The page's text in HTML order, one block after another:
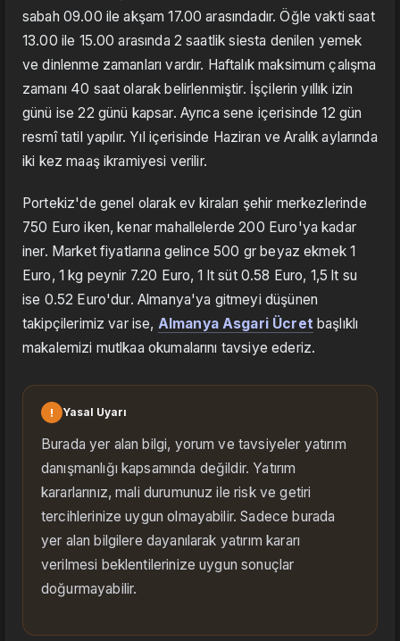
sabah 09.00 ile akşam 17.00 arasındadır. Öğle vakti saat
13.00 ile 15.00 arasında 2 saatlik siesta denilen yemek
ve dinlenme zamanları vardır. Haftalık maksimum çalışma
zamanı 40 saat olarak belirlenmiştir. İşçilerin yıllık izin
günü ise 22 günü kapsar. Ayrıca sene içerisinde 12 gün
resmî tatil yapılır. Yıl içerisinde Haziran ve Aralık aylarında
iki kez maaş ikramiyesi verilir.
Portekiz'de genel olarak ev kiraları şehir merkezlerinde
750 Euro iken, kenar mahallelerde 200 Euro'ya kadar
iner. Market fiyatlarına gelince 500 gr beyaz ekmek 1
Euro, 1 kg peynir 7.20 Euro, 1 lt süt 0.58 Euro, 1,5 lt su
ise 0.52 Euro'dur. Almanya'ya gitmeyi düşünen
takipçilerimiz var ise, Almanya Asgari Ücret başlıklı
makalemizi mutlkaa okumalarını tavsiye ederiz.
! Yasal Uyarı
Burada yer alan bilgi, yorum ve tavsiyeler yatırım
danışmanlığı kapsamında değildir. Yatırım
kararlarınız, mali durumunuz ile risk ve getiri
tercihlerinize uygun olmayabilir. Sadece burada
yer alan bilgilere dayanılarak yatırım kararı
verilmesi beklentilerinize uygun sonuçlar
doğurmayabilir.